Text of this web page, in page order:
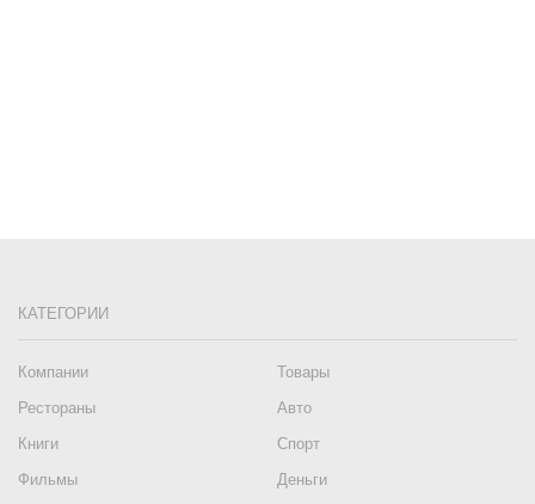
КАТЕГОРИИ
Компании
Товары
Рестораны
Авто
Книги
Спорт
Фильмы
Деньги